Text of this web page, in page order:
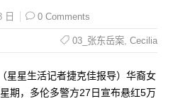
日 0 Comments
03_张东岳案, Cecilia
星星生活记者捷克佳报导）华裔女
期，多伦多警方27日宣布悬红5万